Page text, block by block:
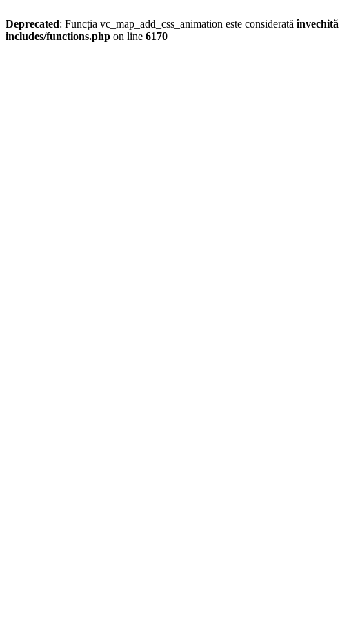
Deprecated: Funcția vc_map_add_css_animation este consideratăînvechită
includes/functions.php on line 6170